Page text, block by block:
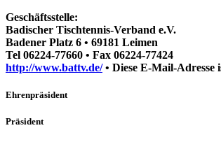
Geschäftsstelle:
Badischer Tischtennis-Verband e.V.
Badener Platz 6 • 69181 Leimen
Tel 06224-77660 • Fax 06224-77424
http://www.battv.de/• Diese E-Mail-Adresse
Ehrenpräsident
Präsident